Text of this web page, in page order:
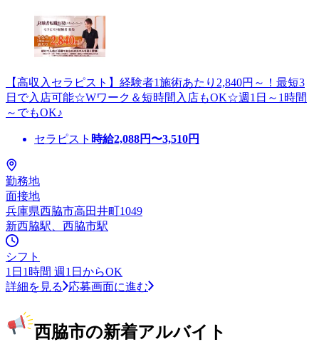
【高収入セラピスト】経験者1施術あたり2,840円～！最短3
日で入店可能☆Wワーク＆短時間入店もOK☆週1日～1時間
～でもOK♪
セラピスト 時給2,088円〜3,510円
勤務地
面接地
兵庫県西脇市高田井町1049
新西脇駅、西脇市駅
シフト
1日1時間 週1日からOK
詳細を見る
応募画面に進む
西脇市の新着アルバイト